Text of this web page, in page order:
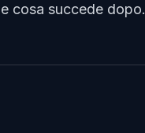
cosa succede dopo.